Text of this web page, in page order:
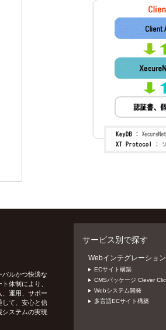
バルかつ快適な
体制により、
、運用、サポー
して、安心と信
システムの実現
サービス別で探す
Webインテグレーション
ECサイト構築
CMSパッケージ Clever
Webシステム開発
多言語ECサイト構築